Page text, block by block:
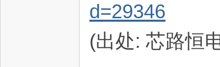
d=29346
(出处: 芯路恒